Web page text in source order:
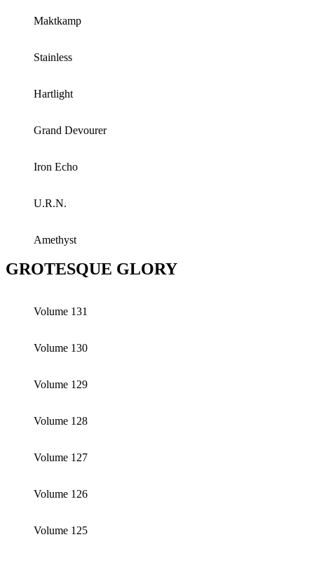
Maktkamp
Stainless
Hartlight
Grand Devourer
Iron Echo
U.R.N.
Amethyst
GROTESQUE GLORY
Volume 131
Volume 130
Volume 129
Volume 128
Volume 127
Volume 126
Volume 125